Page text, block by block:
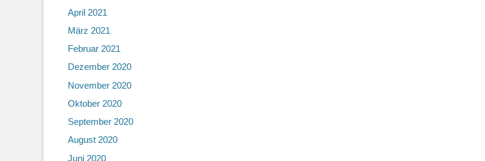
April 2021
März 2021
Februar 2021
Dezember 2020
November 2020
Oktober 2020
September 2020
August 2020
Juni 2020